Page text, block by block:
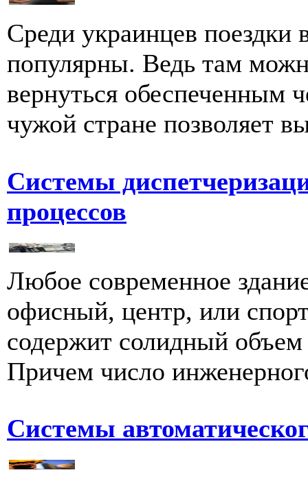
Среди украинцев поездки
популярны. Ведь там
вернуться обеспеченным
чужой стране позволяет
Системы
процессов
Любое современное
офисный, центр, или
содержит солидный
Причем число
Системы